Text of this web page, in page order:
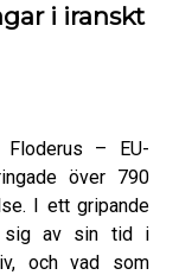
i iranskt
– EU-
över 790
I ett gripande
sig av sin tid i
och vad som